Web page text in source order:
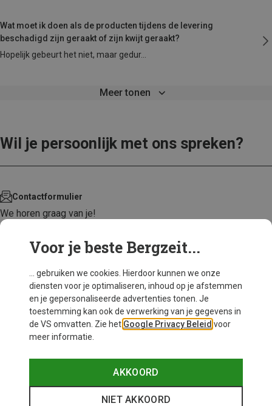
Wat moet ik doen als de producten tijdens de levering
beschadigd zijn geraakt of zijn kwijt geraakt?
Hopelijk gebeurt het niet, maar gedur
Meer tonen
Wil je persoonlijk met ons spreken?
Contactformulier
We horen graag van je!
CONTACT OPNEMEN
Voor je beste Bergzeit...
... gebruiken we cookies. Hierdoor kunnen we onze
diensten voor je optimaliseren, inhoud op je afstemmen
en je gepersonaliseerde advertenties tonen. Je
toestemming kan ook de verwerking van je gegevens in
de VS omvatten. Zie het Google Privacy Beleid voor
meer informatie.
AKKOORD
NIET AKKOORD